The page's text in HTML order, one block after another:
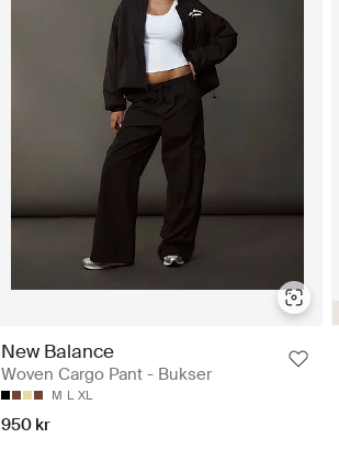
New Balance
Woven Cargo Pant - Bukser
M L XL
950 kr